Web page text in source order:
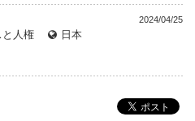
2024/04/25
と人権
日本